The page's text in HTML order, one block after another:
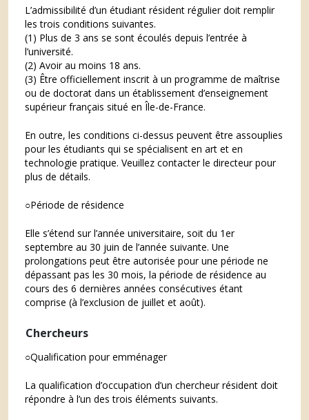
L’admissibilité d’un étudiant résident régulier doit remplir
les trois conditions suivantes.
(1) Plus de 3 ans se sont écoulés depuis l’entrée à
l’université.
(2) Avoir au moins 18 ans.
(3) Être officiellement inscrit à un programme de maîtrise
ou de doctorat dans un établissement d’enseignement
supérieur français situé en Île-de-France.
En outre, les conditions ci-dessus peuvent être assouplies
pour les étudiants qui se spécialisent en art et en
technologie pratique. Veuillez contacter le directeur pour
plus de détails.
○Période de résidence
Elle s’étend sur l’année universitaire, soit du 1er
septembre au 30 juin de l’année suivante. Une
prolongations peut être autorisée pour une période ne
dépassant pas les 30 mois, la période de résidence au
cours des 6 dernières années consécutives étant
comprise (à l’exclusion de juillet et août).
Chercheurs
○Qualification pour emménager
La qualification d’occupation d’un chercheur résident doit
répondre à l’un des trois éléments suivants.